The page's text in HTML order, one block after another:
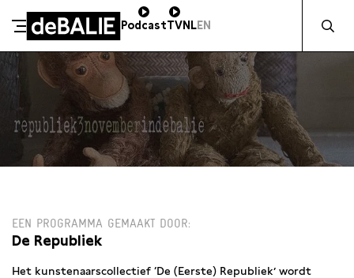
Meteen naar de content
De Balie
PodcastTVNLEN
EEN PROGRAMMA GEMAAKT DOOR
De Republiek
Het kunstenaarscollectief ‘De (Eerste) Republiek’ wordt